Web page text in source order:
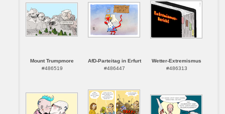
Mount Trumpmore
#486519
AfD-Parteitag in Erfurt
#486447
Wetter-Extremismus
#486313